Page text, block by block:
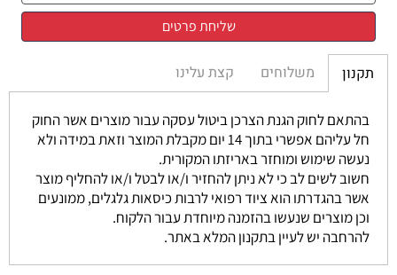
תקנון משלוחים קצת עלינו
בהתאם לחוק הגנת הצרכן ביטול עסקה עבור מוצרים אשר החוק
חל עליהם אפשרי בתוך 14 יום מקבלת המוצר וזאת במידה ולא
נעשה שימוש ומוחזר באריזתו המקורית.
חשוב לשים לב כי לא ניתן להחזיר ו/או לבטל ו/או להחליף מוצר
אשר בהגדרתו הוא ציוד רפואי לרבות כיסאות גלגלים, ממונעים
וכן מוצרים שנעשו בהזמנה מיוחדת עבור הלקוח.
להרחבה יש לעיין בתקנון המלא באתר.